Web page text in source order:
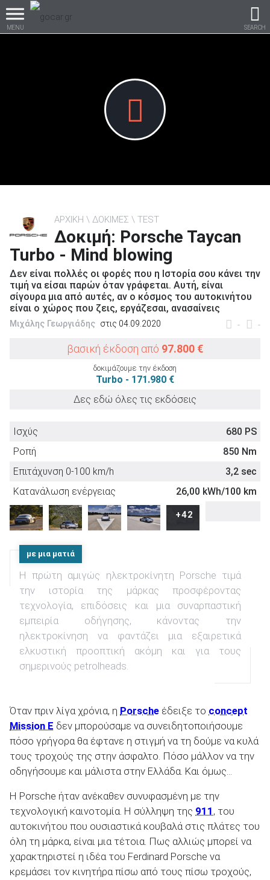
MENU SEARCH
Βρες τα πάντα για το
αυτοκίνητο!
βρες το!
Καινούρια
Μεταχειρισμένα
Επιχειρήσεις
ΑΝΑΖΗΤΗΣΗ
ΑΡΧΙΚΗ ΔΟΚΙΜΕΣ TEST
Δοκιμή: Porsche Taycan
Turbo - Mind blowing
Δεν είναι πολλές οι φορές που η Ιστορία σου κάνει την
τιμή να είσαι παρών όταν γράφεται. Αυτή, είναι
σίγουρα μια από αυτές, αν ο κόσμος του αυτοκινήτου
είναι ο χώρος που ζεις, εργάζεσαι, ανασαίνεις
- -
Μιχάλης Γεωργιάδης στις 04.09.2020
βασική έκδοση από 97.800 €
δοκιμάζουμε την έκδοση
Turbo - 171.980 €
Δες εδώ όλες τις εκδόσεις
Ισχύς
680 PS
Ροπή
850 Nm
Επιτάχυνση 0-100 km/h
3,2 sec
Κατανάλωση ενέργειας
26,00 kWh/100 km
Euro NCAP
+42
με μια ματιά
Η πρώτη αμιγώς ηλεκτροκίνητη Porsche τιμά
την ιστορία της μάρκας προσφέροντας
τεχνολογία, επιδόσεις και μια συναρπαστική
εμπειρία οδήγησης, κάνοντας την
ηλεκτροκίνηση να φαντάζει μια εξαιρετικά
ελκυστική προοπτική ακόμη και για τους
σημερινούς petrolheads.
Όταν πριν λίγα χρόνια, η Porsche έδειξε το concept
Mission E δεν μπορούσαμε να συνειδητοποιήσουμε
πόσο γρήγορα θα έφτανε η στιγμή να τη δούμε να κυλά
τους τροχούς της στην άσφαλτο. Πόσο μάλλον να την
οδηγήσουμε και μάλιστα στην Ελλάδα. Και όμως...
Η Porsche ήταν ανέκαθεν συνυφασμένη με την
τεχνολογική καινοτομία. Η σύλληψη της 911 , του
αυτοκινήτου που ουσιαστικά κουβαλά στις πλάτες του
όλη τη μάρκα, είναι μια τέτοια. Πως αλλιώς μπορεί να
χαρακτηριστεί η ιδέα του Ferdinard Porsche να
κρεμάσει τον κινητήρα πίσω από τους πίσω τροχούς,